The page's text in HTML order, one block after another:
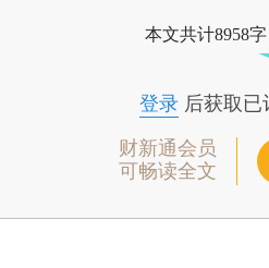
本文共计8958
登录后获取已
财新通会员
可畅读全文